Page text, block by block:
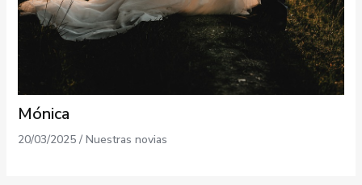
Mónica
20/03/2025 / Nuestras novias